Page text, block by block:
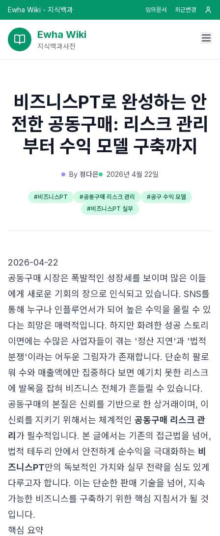
Ewha Wiki - 지식백과 임의문서 최근변경
Ewha Wiki
지식백과사전
비즈니스PT로 완성하는 안
전한 공동구매: 리스크 관리
부터 수익 모델 구축까지
By 정다은 2026년 4월 22일
#비즈니스PT #공동구매 리스크 관리 #공구 수익 모델
#비즈니스PT 실무
2026-04-22
공동구매 시장은 폭발적인 성장세를 보이며 많은 이들
에게 새로운 기회의 장으로 인식되고 있습니다. SNS를
통해 누구나 인플루언서가 되어 높은 수익을 올릴 수 있
다는 희망은 매력적입니다. 하지만 화려한 성공 스토리
이면에는 수많은 사업자들이 겪는 '정산 지연'과 '법적
분쟁'이라는 어두운 그림자가 존재합니다. 단순히 팔로
워 수와 매출액에만 집중하다 보면 예기치 못한 리스크
에 발목을 잡혀 비즈니스 전체가 흔들릴 수 있습니다.
공동구매의 본질은 신뢰를 기반으로 한 상거래이며, 이
신뢰를 지키기 위해서는 체계적인 공동구매 리스크 관
리 가 필수적입니다. 본 글에서는 기존의 접근법을 넘어,
법적 테두리 안에서 안전하게 순수익을 극대화하는 비
즈니스PT만의 독보적인 가치와 실무 전략을 심도 있게
다루고자 합니다. 이는 단순한 판매 기술을 넘어, 지속
가능한 비즈니스를 구축하기 위한 핵심 지침서가 될 것
입니다.
핵심 요약